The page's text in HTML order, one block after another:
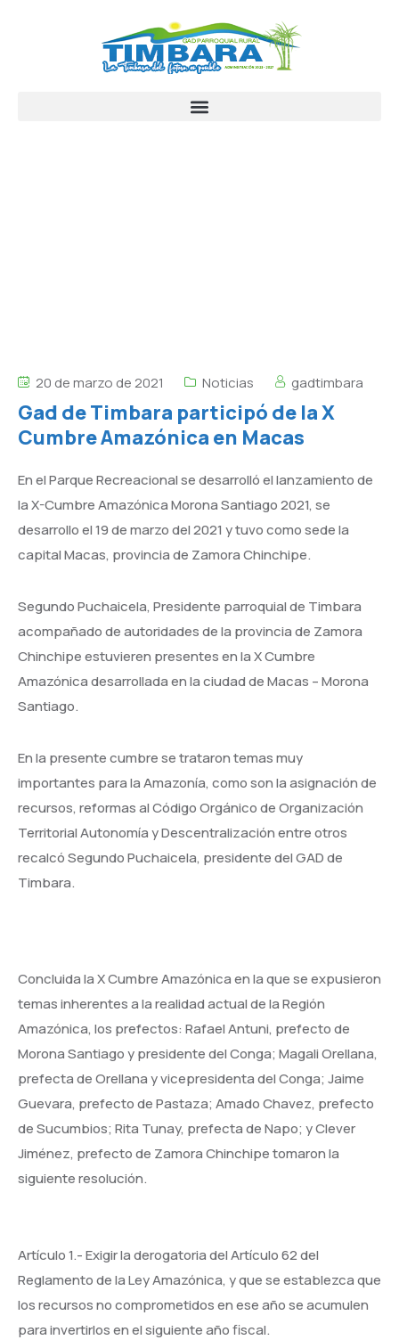
20 de marzo de 2021 Noticias gadtimbara
Gad de Timbara participó de la X
Cumbre Amazónica en Macas
En el Parque Recreacional se desarrolló el lanzamiento de
la X-Cumbre Amazónica Morona Santiago 2021, se
desarrollo el 19 de marzo del 2021 y tuvo como sede la
capital Macas, provincia de Zamora Chinchipe.
Segundo Puchaicela, Presidente parroquial de Timbara
acompañado de autoridades de la provincia de Zamora
Chinchipe estuvieren presentes en la X Cumbre
Amazónica desarrollada en la ciudad de Macas – Morona
Santiago.
En la presente cumbre se trataron temas muy
importantes para la Amazonía, como son la asignación de
recursos, reformas al Código Orgánico de Organización
Territorial Autonomía y Descentralización entre otros
recalcó Segundo Puchaicela, presidente del GAD de
Timbara.
Concluida la X Cumbre Amazónica en la que se expusieron
temas inherentes a la realidad actual de la Región
Amazónica, los prefectos: Rafael Antuni, prefecto de
Morona Santiago y presidente del Conga; Magali Orellana,
prefecta de Orellana y vicepresidenta del Conga; Jaime
Guevara, prefecto de Pastaza; Amado Chavez, prefecto
de Sucumbios; Rita Tunay, prefecta de Napo; y Clever
Jiménez, prefecto de Zamora Chinchipe tomaron la
siguiente resolución.
Artículo 1.- Exigir la derogatoria del Artículo 62 del
Reglamento de la Ley Amazónica, y que se establezca que
los recursos no comprometidos en ese año se acumulen
para invertirlos en el siguiente año fiscal.